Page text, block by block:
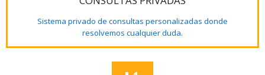
Sistema privado de consultas personalizadas donde
resolvemos cualquier duda.